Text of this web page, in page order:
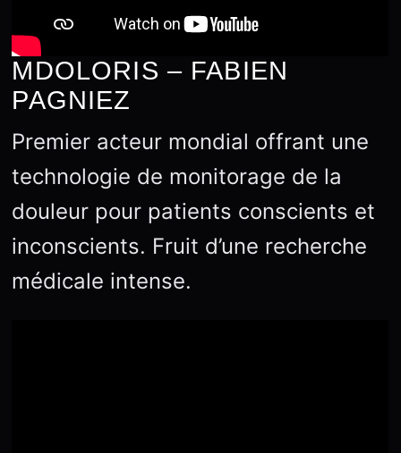
MDOLORIS – FABIEN
PAGNIEZ
Premier acteur mondial offrant une
technologie de monitorage de la
douleur pour patients conscients et
inconscients. Fruit d’une recherche
médicale intense.